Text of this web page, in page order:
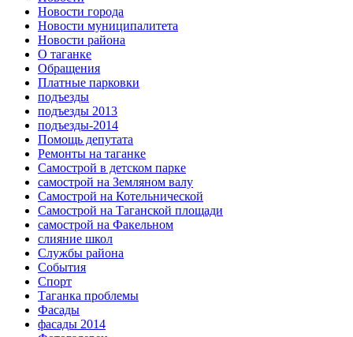
Новости города
Новости муниципалитета
Новости района
О таганке
Обращения
Платные парковки
подъезды
подъезды 2013
подъезды-2014
Помощь депутата
Ремонты на таганке
Самострой в детском парке
самострой на Земляном валу
Самострой на Котельнической
Самострой на Таганской площади
самострой на Факельном
слияние школ
Службы района
События
Спорт
Таганка проблемы
Фасады
фасады 2014